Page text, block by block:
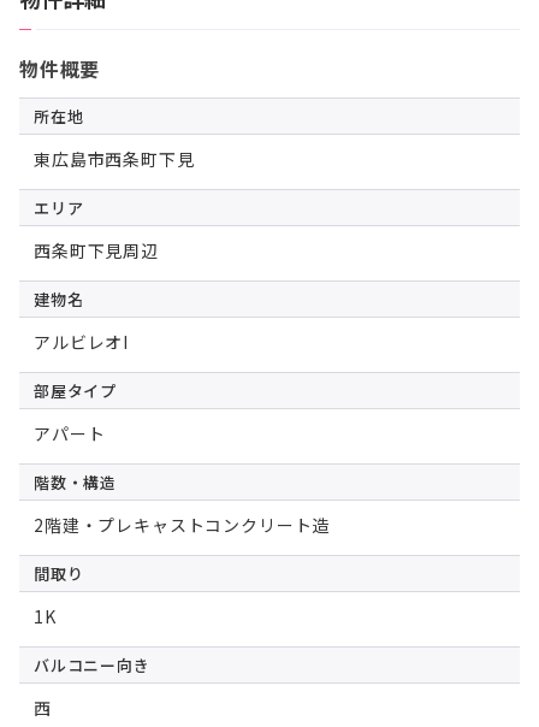
物件概要
所在地
東広島市西条町下見
エリア
西条町下見周辺
建物名
アルビレオI
部屋タイプ
アパート
階数・構造
2階建・プレキャストコンクリート造
間取り
1K
バルコニー向き
西